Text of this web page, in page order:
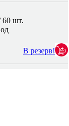
60 шт.
В резерв!